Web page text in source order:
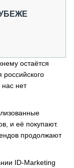
остаётся
нет
и её покупают.
продолжают
ID-Marketing